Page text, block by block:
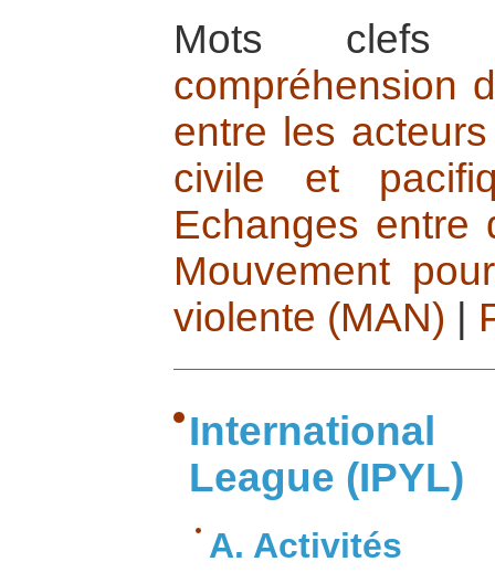
Mots
compréhension
entre les
civile et
Echanges entre
Mouvement
violente (MAN)
International
League (IPYL)
A. Activités